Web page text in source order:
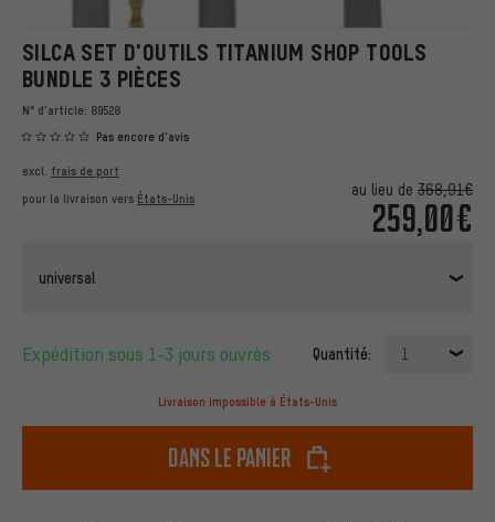
SILCA SET D'OUTILS TITANIUM SHOP TOOLS
BUNDLE 3 PIÈCES
N° d'article: 89528
Pas encore d'avis
au lieu de 368,91€
259,00€
excl. frais de port
pour la livraison vers États-Unis
universal
Expédition sous 1-3 jours ouvrés Quantité: 1
Livraison impossible à États-Unis
dans le panier